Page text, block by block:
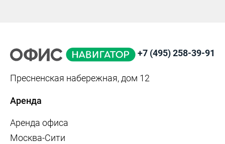
+7 (495) 258-39-91
Пресненская набережная, дом 12
Аренда
Аренда офиса
Москва-Сити